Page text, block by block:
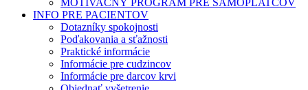
MOTIVAČNÝ PROGRAM PRE SAMOPLATCOV
INFO PRE PACIENTOV
Dotazníky spokojnosti
Poďakovania a sťažnosti
Praktické informácie
Informácie pre cudzincov
Informácie pre darcov krvi